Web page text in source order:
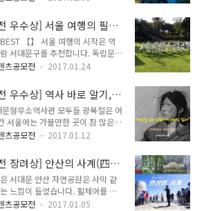
없음) ● 응모방법 - 이메일 접수 ..
개의 돌기둥이 보이실텐데 이 돌
주춧돌이라고 하네요~ 독립공원
모습이 보이는데, 서대문구 안산
보입니다. 중간중간 소개해드릴
개해드릴 곳은 서대문구에 위치
는 서울의 풍경은 정말 일품입니
는 출사지 중 하..
우수상] 서울 여행의 필
지를 소개합니다
【】 서울 여행의 시작은 역
서대문구를 추천합니다. 독립문과
천시장, 홍제천 폭포공원, 어린이
가 가득한 서대문구의 멋진 여행
우리에게 필요한 정보 [여행 코스]
문 형무소 역사 전시관 > 독립문
이 숲 교실 > 홍제천 폭포공원 >
방법] 지하철과 마을버스, 대중교
의 시작은 지하철 3호선 독립문
츠공모전 2017.01.24
우수상] 역사 바로 알기,
형무소역사관 모두들 광복절은 어
서울에는 가볼만한 곳이 참 많은
서대문형무소를 찾았습니다!! 역
날리는, 독립문 역" 독립문 역 답
소역사관은 독립문 역 5번 출구로
면 친절히 안내판이 나오고요~!!
문형무소역사관이 눈에 보입니다.
지 개방 하는데.. 광복절이라 사
츠공모전 2017.01.12
장려상] 안산의 사계(四
서대문 안산 자연공원은 사막 같
느낌이 들었습니다. 휠체어를 타
엄마들 할아버지 할머니 아가들도
츠공모전 2017.01.05